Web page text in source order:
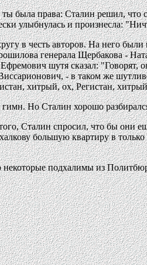
была права: Сталин решил,
улыбнулась и произнесла:
в честь авторов. На него
генерала Щербакова -
шутя сказал: "Говорят,
- в таком же
хитрый, ох, Регистан,
гимн. Но Сталин хорошо
Сталин спросил, что бы они
большую квартиру в
подхалимы из